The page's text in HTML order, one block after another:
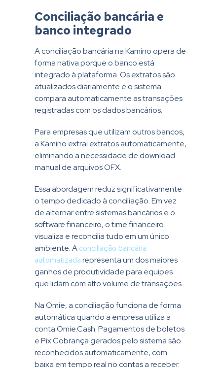
Conciliação bancária e
banco integrado
A conciliação bancária na Kamino opera de
forma nativa porque o banco está
integrado à plataforma. Os extratos são
atualizados diariamente e o sistema
compara automaticamente as transações
registradas com os dados bancários.
Para empresas que utilizam outros bancos,
a Kamino extrai extratos automaticamente,
eliminando a necessidade de download
manual de arquivos OFX.
Essa abordagem reduz significativamente
o tempo dedicado à conciliação. Em vez
de alternar entre sistemas bancários e o
software financeiro, o time financeiro
visualiza e reconcilia tudo em um único
ambiente. Aconciliação bancária
automatizadarepresenta um dos maiores
ganhos de produtividade para equipes
que lidam com alto volume de transações.
Na Omie, a conciliação funciona de forma
automática quando a empresa utiliza a
conta Omie.Cash. Pagamentos de boletos
e Pix Cobrança gerados pelo sistema são
reconhecidos automaticamente, com
baixa em tempo real no contas a receber.